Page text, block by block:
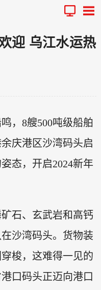
迎 乌江水运热
，8艘500吨级船舶
庆港区沙湾码头启
态，开启2024新年
石、玄武岩和高钙
沙湾码头。货物装
梭，这难得一见的
口码头正迈向港口